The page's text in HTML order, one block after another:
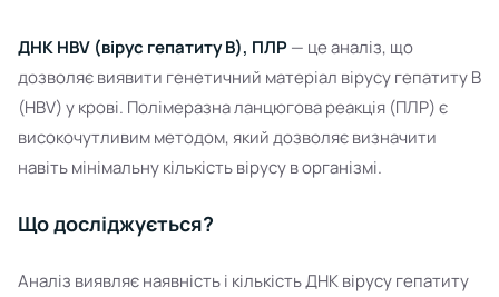
ДНК HBV (вірус гепатиту В), ПЛР — це аналіз, що
дозволяє виявити генетичний матеріал вірусу гепатиту В
(HBV) у крові. Полімеразна ланцюгова реакція (ПЛР) є
високочутливим методом, який дозволяє визначити
навіть мінімальну кількість вірусу в організмі.
Що досліджується?
Аналіз виявляє наявність і кількість ДНК вірусу гепатиту